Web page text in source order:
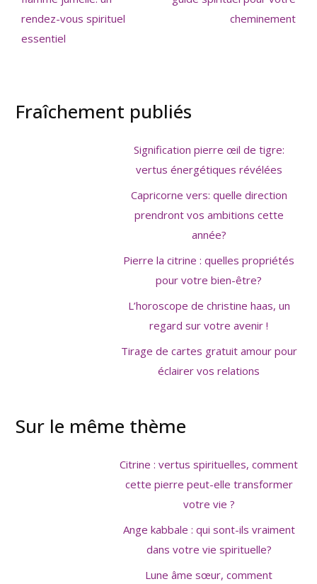
rendez-vous spirituel
essentiel
cheminement
Fraîchement publiés
Signification pierre œil de tigre:
vertus énergétiques révélées
Capricorne vers: quelle direction
prendront vos ambitions cette
année?
Pierre la citrine : quelles propriétés
pour votre bien-être?
L’horoscope de christine haas, un
regard sur votre avenir !
Tirage de cartes gratuit amour pour
éclairer vos relations
Sur le même thème
Citrine : vertus spirituelles, comment
cette pierre peut-elle transformer
votre vie ?
Ange kabbale : qui sont-ils vraiment
dans votre vie spirituelle?
Lune âme sœur, comment